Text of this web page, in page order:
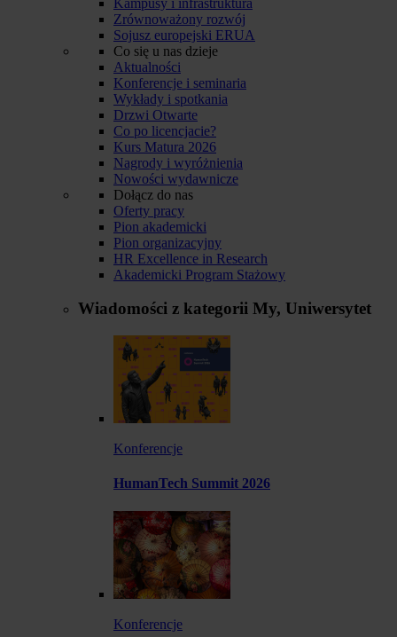
Zrównoważony rozwój
Sojusz europejski ERUA
Co się u nas dzieje
Aktualności
Konferencje i seminaria
Wykłady i spotkania
Drzwi Otwarte
Co po licencjacie?
Kurs Matura 2026
Nagrody i wyróżnienia
Nowości wydawnicze
Dołącz do nas
Oferty pracy
Pion akademicki
Pion organizacyjny
HR Excellence in Research
Akademicki Program Stażowy
Wiadomości z kategorii My, Uniwersytet
Konferencje
HumanTech Summit 2026
Konferencje